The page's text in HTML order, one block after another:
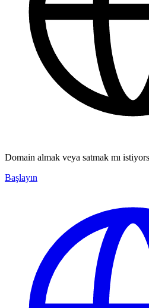
Domain almak veya satmak mı
Başlayın